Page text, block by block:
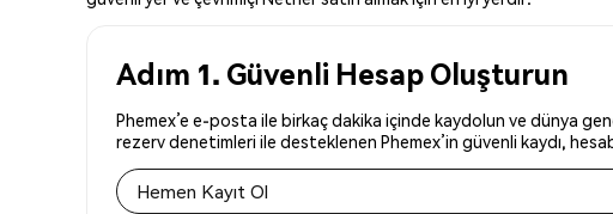
Adım 1. Güvenli Hesap Oluşturun
Phemex’e e-posta ile birkaç dakika içinde kaydolun ve dünya
rezerv denetimleri ile desteklenen Phemex’in güvenli kaydı,
Hemen Kayıt Ol